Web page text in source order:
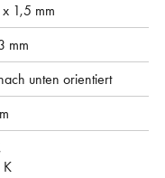
1,5 mm
mm
unten orientiert
K